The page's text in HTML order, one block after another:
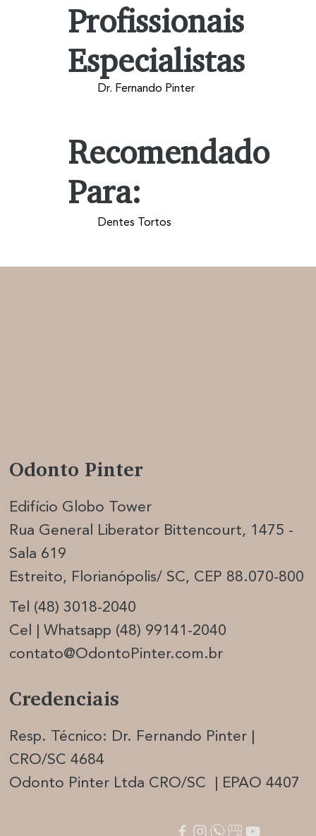
Dentes Tortos
Recomendado
Para:
Dr. Fernando Pinter
Profissionais
Especialistas
Edifício Globo Tower
Rua General Liberator Bittencourt, 1475 -
Sala 619
Estreito, Florianópolis/ SC, CEP 88.070-800
Tel (48) 3018-2040
Cel | Whatsapp (48) 99141-2040
contato@OdontoPinter.com.br
Odonto Pinter
Credenciais
Resp. Técnico: Dr. Fernando Pinter |
CRO/SC 4684
Odonto Pinter Ltda CRO/SC | EPAO 4407